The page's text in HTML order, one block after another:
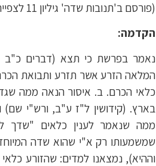
(פורסם ב'תנובות שדה' גיליון 11 לצפייה בגיליון
הקדמה:
נאמר בפרשת כי תצא (דברים
המלאה הזרע אשר תזרע ותבואת
כלאי הכרם. ב. איסור הנאה ממה
בארץ. (קידושין ל"ז ע"ב, ורש"י
ממה שנאמר לענין כלאים "שדך
שמשמעותו רק א"י שהוא שדה
וההיא), נמצאנו למדים: שהזורע